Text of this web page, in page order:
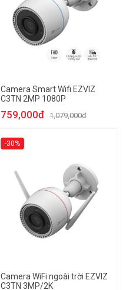
Camera Smart Wifi EZVIZ
C3TN 2MP 1080P
759,000đ 1,079,000đ
-30%
Camera WiFi ngoài trời EZVIZ
C3TN 3MP/2K